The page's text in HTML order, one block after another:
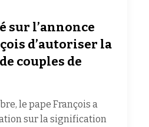
sur l’annonce
d’autoriser la
couples de
le pape François a
sur la signification